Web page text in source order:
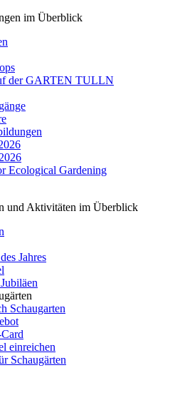
im Überblick
der GARTEN TULLN
Ecological Gardening
und Aktivitäten im Überblick
Jahres
Schaugarten
einreichen
Schaugärten